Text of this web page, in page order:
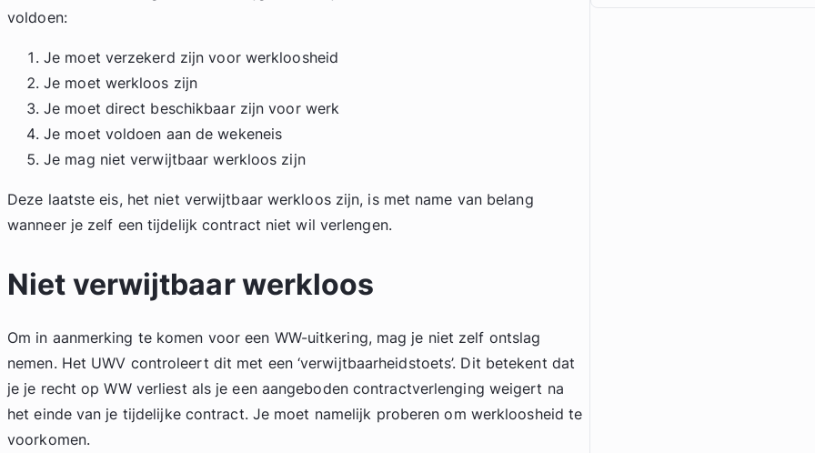
voldoen:
Je moet verzekerd zijn voor werkloosheid
Je moet werkloos zijn
Je moet direct beschikbaar zijn voor werk
Je moet voldoen aan de wekeneis
Je mag niet verwijtbaar werkloos zijn
Deze laatste eis, het niet verwijtbaar werkloos zijn, is met name van belang
wanneer je zelf een tijdelijk contract niet wil verlengen.
Niet verwijtbaar werkloos
Om in aanmerking te komen voor een WW-uitkering, mag je niet zelf ontslag
nemen. Het UWV controleert dit met een ‘verwijtbaarheidstoets’. Dit betekent dat
je je recht op WW verliest als je een aangeboden contractverlenging weigert na
het einde van je tijdelijke contract. Je moet namelijk proberen om werkloosheid te
voorkomen.